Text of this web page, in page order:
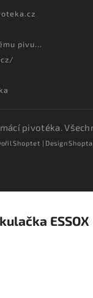
pivu...
pivotéka.
Shoptet | Design
ESSOX